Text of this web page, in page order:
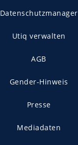
Datenschutzmanager
Utiq verwalten
AGB
Gender-Hinweis
Presse
Mediadaten